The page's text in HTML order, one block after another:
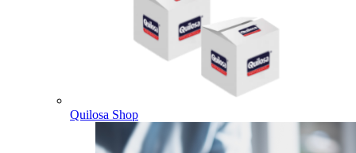
Quilosa Shop